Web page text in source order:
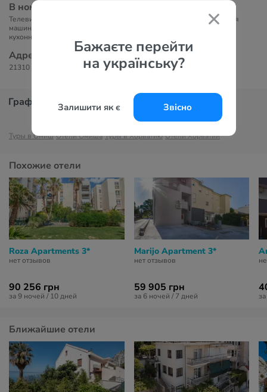
Бажаєте перейти
на українську?
Залишити як є Звісно
В номерах
Телевизор, кондиционер, ванная комната с душем, фен, стиральная
машина, посудомоечная машина, кухня с плитой, холодильником и
кухонными принадлежностями, балкон с видом на море.
Адрес
21310 Омиш, Хорватия
График цен
Туры в Омиш Отели Омиша Туры в Хорватию Отели Хорватии
Похожие отели
Roza Apartments 3*
нет отзывов
90 256 грн
за 9 ночей / 10 дней
Marijo Apartment 3*
нет отзывов
59 905 грн
за 6 ночей / 7 дней
Ближайшие отели